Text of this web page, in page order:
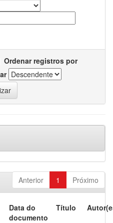
Ordenar registros por
Anterior 1 Próximo
Data do
documento
Título